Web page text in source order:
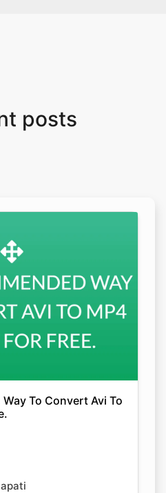
posts
To Convert Avi To